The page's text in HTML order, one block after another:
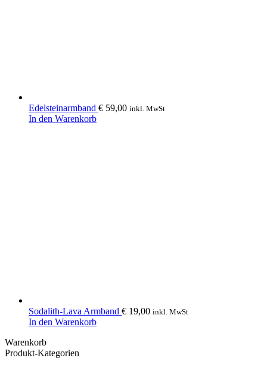
Edelsteinarmband € 59,00 inkl. MwSt
In den Warenkorb
Sodalith-Lava Armband € 19,00 inkl. MwSt
In den Warenkorb
Warenkorb
Produkt-Kategorien